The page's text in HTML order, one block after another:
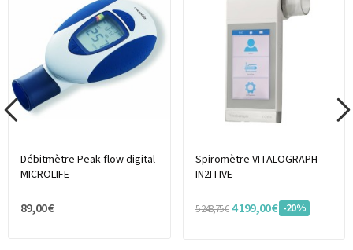
Débitmètre Peak flow digital
MICROLIFE
89,00 €
Spiromètre VITALOGRAPH
IN2ITIVE
5 248,75 € 4 199,00 € -20%